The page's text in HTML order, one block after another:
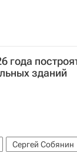
года
зданий
Сергей Собянин